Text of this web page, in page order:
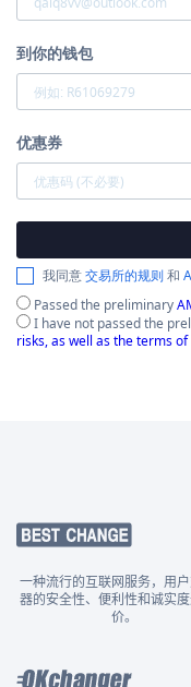
到你的钱包
优惠券
我同意交易所的规则和
Passed the preliminary
I have not passed the
risks, as well as the terms
一种流行的互联网服务，用
器的安全性、便利性和诚实
价。